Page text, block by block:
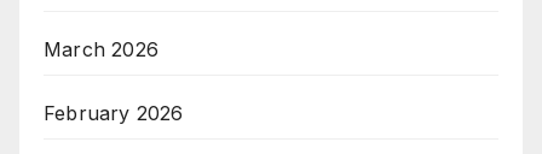
March 2026
February 2026